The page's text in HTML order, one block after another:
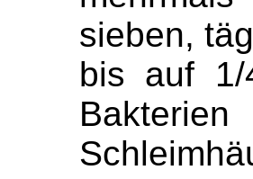
sieben,
bis auf 1/